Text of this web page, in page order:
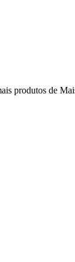
produtos de